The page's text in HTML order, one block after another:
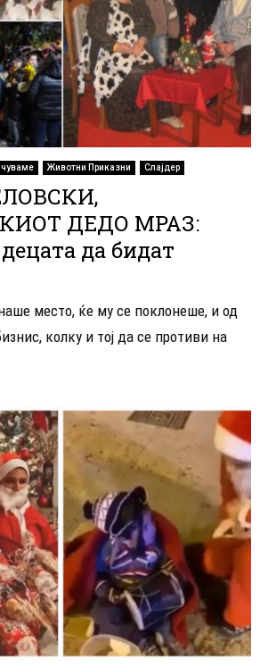
Животни Приказни Слајдер
ДЕДО МРАЗ:
да бидат
место, ќе му се поклонеше, и од
колку и тој да се противи на